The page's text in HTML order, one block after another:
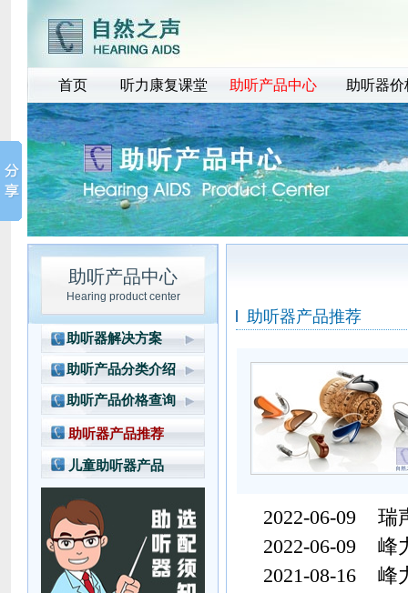
首页 听力康复课堂 助听产品中心 助听器价
助听产品中心
Hearing product center
助听器解决方案
豪华 型产品方案
高档型产品方案
中档型产品方案
经济型产品方案
普及型产品方案
助听产品分类介绍
瑞士峰力助听器
美国斯达克助听器
丹麦奥迪康助听器
奥德声助听器
助听器配件产品
助听产品价格查询
索诺瓦AU系列价格
峰力助听器价格
瑞声达助听器价格
斯达克助听器价格
奥迪康助听器价格
奥德声助听器价格
助听器产品推荐
儿童助听器产品
助听器产品推荐
2022-06-09 瑞
2022-06-09 峰
2021-08-16 峰